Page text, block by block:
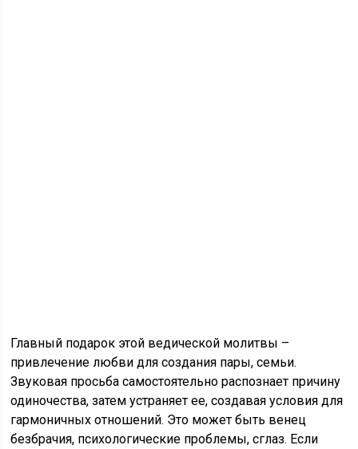
Главный подарок этой ведической молитвы –
привлечение любви для создания пары, семьи.
Звуковая просьба самостоятельно распознает причину
одиночества, затем устраняет ее, создавая условия для
гармоничных отношений. Это может быть венец
безбрачия, психологические проблемы, сглаз. Если